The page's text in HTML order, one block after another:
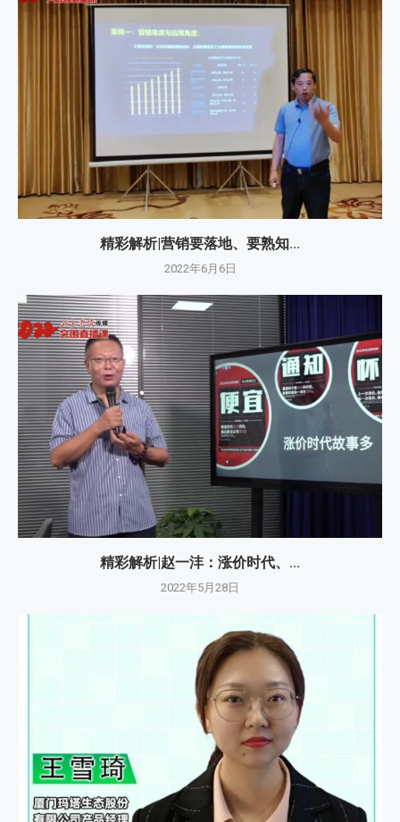
精彩解析|营销要落地、要熟知...
2022年6月6日
精彩解析|赵一沣：涨价时代、...
2022年5月28日